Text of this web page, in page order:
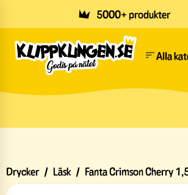
5000+ produkter
Alla
Drycker / Läsk / Fanta Crimson Cherry